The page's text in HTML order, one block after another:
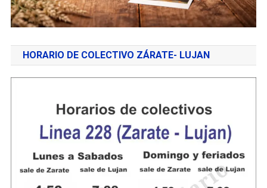
HORARIO DE COLECTIVO ZÁRATE- LUJAN